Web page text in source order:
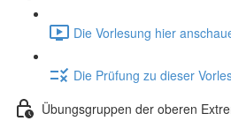
Die Vorlesung hier
Die Prüfung zu dieser
Übungsgruppen der oberen